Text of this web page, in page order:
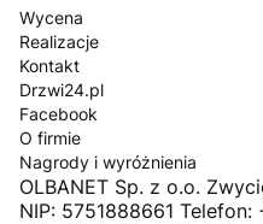
Wycena
Realizacje
Kontakt
Drzwi24.pl
Facebook
O firmie
Nagrody i wyróżnienia
OLBANET Sp. z o.o.
NIP: 5751888661